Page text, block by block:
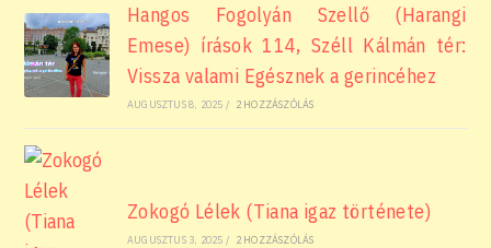
Hangos Fogolyán Szellő (Harangi
Emese) írások 114, Széll Kálmán tér:
Vissza valami Egésznek a gerincéhez
AUGUSZTUS 8, 2025 / 2 HOZZÁSZÓLÁS
Zokogó Lélek (Tiana igaz története)
AUGUSZTUS 3, 2025 / 2 HOZZÁSZÓLÁS